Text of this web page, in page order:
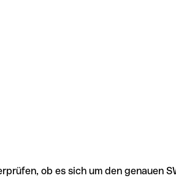
ob es sich um den genauen